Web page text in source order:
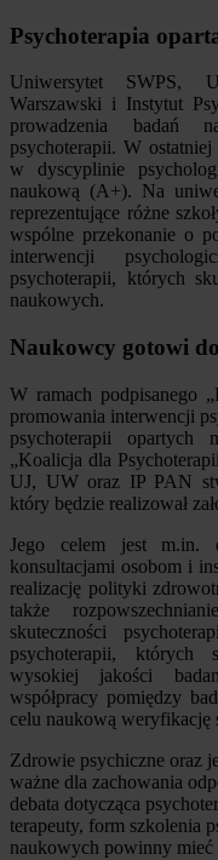
Psychoterapia
Uniwersytet SWPS,
Warszawski i Instytut
prowadzenia badań
psychoterapii. W
w dyscyplinie
naukową (A+). Na
reprezentujące różne
wspólne przekonanie o
interwencji
psychoterapii, których
naukowych.
Naukowcy gotowi
W ramach podpisanego
promowania interwencji
psychoterapii opartych
„Koalicja dla
UJ, UW oraz IP PAN
który będzie realizował
Jego celem jest m.in.
konsultacjami osobom i
realizację polityki
także
skuteczności
psychoterapii, których
wysokiej jakości
współpracy pomiędzy
celu naukową weryfikację
Zdrowie psychiczne oraz
ważne dla zachowania
debata dotycząca
terapeuty, form szkolenia
naukowych powinny